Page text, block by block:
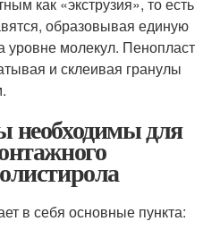
образовывая единую
уровне молекул. Пенопласт
и склеивая гранулы
необходимы для
в себя основные пункта: